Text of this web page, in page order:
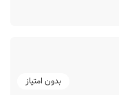
بدون امتیاز